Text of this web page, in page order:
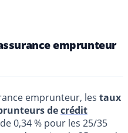
emprunteur
emprunteur, les taux
decrédit
0,34 % pour les 25/35